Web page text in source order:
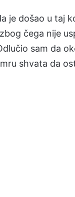
je došao u taj
čega nije
sam da
shvata da